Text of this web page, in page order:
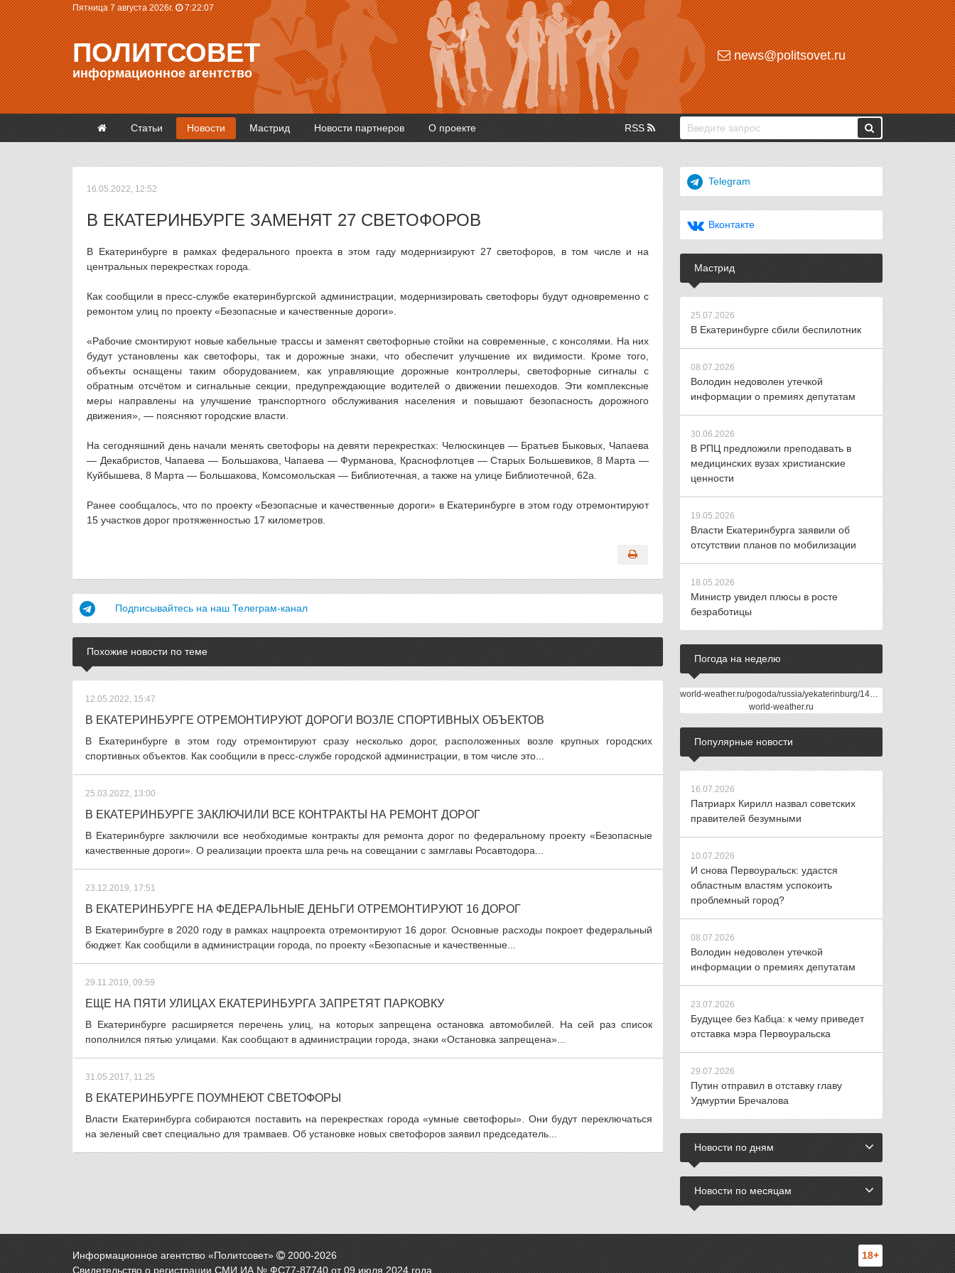
Пятница 7 августа 2026г. 7:22:07
ПОЛИТСОВЕТ
информационное агентство
news@politsovet.ru
Статьи Новости Мастрид Новости партнеров О проекте RSS
16.05.2022, 12:52
В ЕКАТЕРИНБУРГЕ ЗАМЕНЯТ 27 СВЕТОФОРОВ
В Екатеринбурге в рамках федерального проекта в этом гаду модернизируют 27 светофоров, в том числе и на
центральных перекрестках города.
Как сообщили в пресс-службе екатеринбургской администрации, модернизировать светофоры будут одновременно с
ремонтом улиц по проекту «Безопасные и качественные дороги».
«Рабочие смонтируют новые кабельные трассы и заменят светофорные стойки на современные, с консолями. На них
будут установлены как светофоры, так и дорожные знаки, что обеспечит улучшение их видимости. Кроме того,
объекты оснащены таким оборудованием, как управляющие дорожные контроллеры, светофорные сигналы с
обратным отсчётом и сигнальные секции, предупреждающие водителей о движении пешеходов. Эти комплексные
меры направлены на улучшение транспортного обслуживания населения и повышают безопасность дорожного
движения», — поясняют городские власти.
На сегодняшний день начали менять светофоры на девяти перекрестках: Челюскинцев — Братьев Быковых, Чапаева
— Декабристов, Чапаева — Большакова, Чапаева — Фурманова, Краснофлотцев — Старых Большевиков, 8 Марта —
Куйбышева, 8 Марта — Большакова, Комсомольская — Библиотечная, а также на улице Библиотечной, 62а.
Ранее сообщалось, что по проекту «Безопасные и качественные дороги» в Екатеринбурге в этом году отремонтируют
15 участков дорог протяженностью 17 километров.
Подписывайтесь на наш Телеграм-канал
Похожие новости по теме
12.05.2022, 15:47
В ЕКАТЕРИНБУРГЕ ОТРЕМОНТИРУЮТ ДОРОГИ ВОЗЛЕ СПОРТИВНЫХ ОБЪЕКТОВ
В Екатеринбурге в этом году отремонтируют сразу несколько дорог, расположенных возле крупных городских
спортивных объектов. Как сообщили в пресс-службе городской администрации, в том числе это...
25.03.2022, 13:00
В ЕКАТЕРИНБУРГЕ ЗАКЛЮЧИЛИ ВСЕ КОНТРАКТЫ НА РЕМОНТ ДОРОГ
В Екатеринбурге заключили все необходимые контракты для ремонта дорог по федеральному проекту «Безопасные
качественные дороги». О реализации проекта шла речь на совещании с замглавы Росавтодора...
23.12.2019, 17:51
В ЕКАТЕРИНБУРГЕ НА ФЕДЕРАЛЬНЫЕ ДЕНЬГИ ОТРЕМОНТИРУЮТ 16 ДОРОГ
В Екатеринбурге в 2020 году в рамках нацпроекта отремонтируют 16 дорог. Основные расходы покроет федеральный
бюджет. Как сообщили в администрации города, по проекту «Безопасные и качественные...
29.11.2019, 09:59
ЕЩЕ НА ПЯТИ УЛИЦАХ ЕКАТЕРИНБУРГА ЗАПРЕТЯТ ПАРКОВКУ
В Екатеринбурге расширяется перечень улиц, на которых запрещена остановка автомобилей. На сей раз список
пополнился пятью улицами. Как сообщают в администрации города, знаки «Остановка запрещена»...
31.05.2017, 11:25
В ЕКАТЕРИНБУРГЕ ПОУМНЕЮТ СВЕТОФОРЫ
Власти Екатеринбурга собираются поставить на перекрестках города «умные светофоры». Они будут переключаться
на зеленый свет специально для трамваев. Об установке новых светофоров заявил председатель...
Telegram
Вконтакте
Мастрид
25.07.2026
В Екатеринбурге сбили беспилотник
08.07.2026
Володин недоволен утечкой
информации о премиях депутатам
30.06.2026
В РПЦ предложили преподавать в
медицинских вузах христианские
ценности
19.05.2026
Власти Екатеринбурга заявили об
отсутствии планов по мобилизации
18.05.2026
Министр увидел плюсы в росте
безработицы
Погода на неделю
world-weather.ru/pogoda/russia/yekaterinburg/14days/
world-weather.ru
Популярные новости
16.07.2026
Патриарх Кирилл назвал советских
правителей безумными
10.07.2026
И снова Первоуральск: удастся
областным властям успокоить
проблемный город?
08.07.2026
Володин недоволен утечкой
информации о премиях депутатам
23.07.2026
Будущее без Кабца: к чему приведет
отставка мэра Первоуральска
29.07.2026
Путин отправил в отставку главу
Удмуртии Бречалова
Новости по дням
Новости по месяцам
Информационное агентство «Политсовет» 2000-2026
Свидетельство о регистрации СМИ ИА № ФС77-87740 от 09 июля 2024 года.
18+